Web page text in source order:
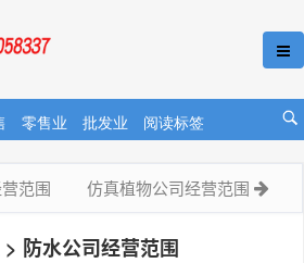
零售业 批发业 阅读标签
范围 仿真植物公司经营范围
> 防水公司经营范围